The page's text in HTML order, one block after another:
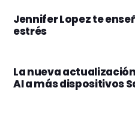
Jennifer Lopez te
estrés
La nueva actualización
AI a más dispositivos